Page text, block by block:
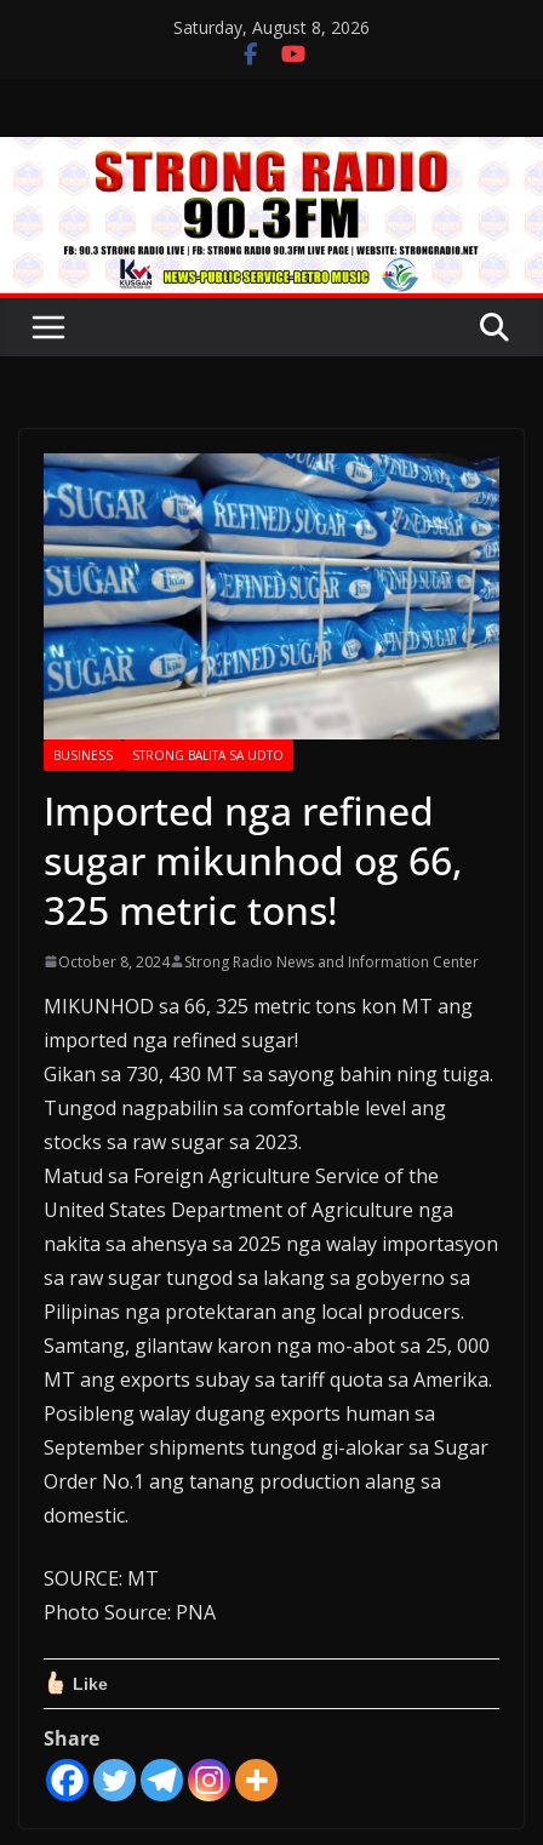
Saturday, August 8, 2026
BUSINESS STRONG BALITA SA UDTO
Imported nga refined
sugar mikunhod og 66,
325 metric tons!
October 8, 2024 Strong Radio News and Information Center
MIKUNHOD sa 66, 325 metric tons kon MT ang
imported nga refined sugar!
Gikan sa 730, 430 MT sa sayong bahin ning tuiga.
Tungod nagpabilin sa comfortable level ang
stocks sa raw sugar sa 2023.
Matud sa Foreign Agriculture Service of the
United States Department of Agriculture nga
nakita sa ahensya sa 2025 nga walay importasyon
sa raw sugar tungod sa lakang sa gobyerno sa
Pilipinas nga protektaran ang local producers.
Samtang, gilantaw karon nga mo-abot sa 25, 000
MT ang exports subay sa tariff quota sa Amerika.
Posibleng walay dugang exports human sa
September shipments tungod gi-alokar sa Sugar
Order No.1 ang tanang production alang sa
domestic.
SOURCE: MT
Photo Source: PNA
Like
Share